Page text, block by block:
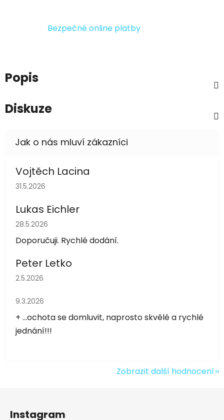
Bezpečné online platby
Popis
Diskuze
Vojtěch Lacina
Hodnocení obchodu je 5 z 5 hvězdiček.
31.5.2026
Lukas Eichler
Hodnocení obchodu je 5 z 5 hvězdiček.
28.5.2026
Doporučuji. Rychlé dodání.
Peter Letko
Hodnocení obchodu je 5 z 5 hvězdiček.
2.5.2026
Hodnocení obchodu je 5 z 5 hvězdiček.
9.3.2026
+ ...ochota se domluvit, naprosto skvělé a rychlé
jednání!!!
Zobrazit další hodnocení
Instagram